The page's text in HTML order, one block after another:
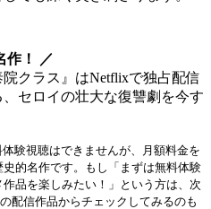
作！ ／
クラス』はNetflixで独占配信
セロイの壮大な復讐劇を今す
験視聴はできませんが、月額料金を
的名作です。もし「まずは無料体験
品を楽しみたい！」という方は、次
配信作品からチェックしてみるのも